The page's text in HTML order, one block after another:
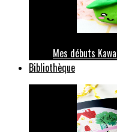
Mes débuts
Bibliothèque